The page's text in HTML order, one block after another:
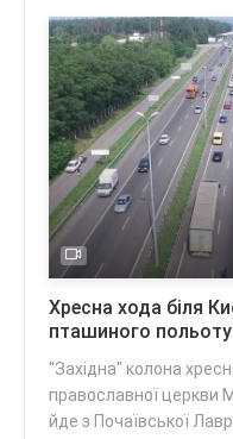
Хресна хода біля
пташиного польоту
"Західна" колона
православної церкви
йде з Почаївської